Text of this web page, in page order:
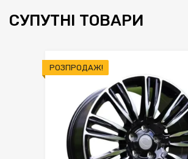
СУПУТНІ ТОВАРИ
РОЗПРОДАЖ!